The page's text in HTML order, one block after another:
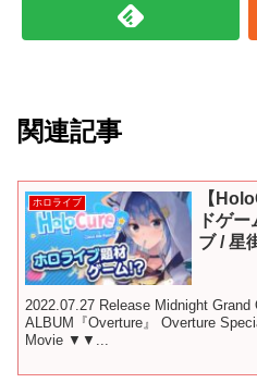
関連記事
ホロライブ
【
ドゲ
ブ / 星
2022.07.27 Release Midnight Grand
ALBUM『Overture』 Overture
Movie ▼▼...